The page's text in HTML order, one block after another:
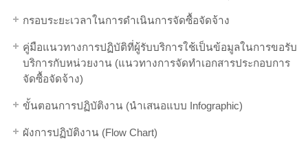
กรอบระยะเวลาในการดำเนินการจัดซื้อจัดจ้าง
คู่มือแนวทางการปฏิบัติที่ผู้รับบริการใช้เป็นข้อมูลในการขอรับ
บริการกับหน่วยงาน (แนวทางการจัดทำเอกสารประกอบการ
จัดซื้อจัดจ้าง)
ขั้นตอนการปฏิบัติงาน (นำเสนอแบบ Infographic)
ผังการปฏิบัติงาน (Flow Chart)